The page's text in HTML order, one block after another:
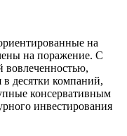
на
на поражение. С
вовлеченностью,
десятки компаний,
консервативным
инвестирования